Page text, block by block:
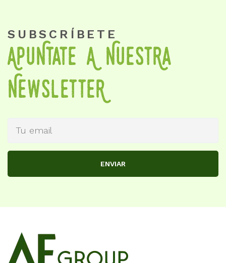
SUBSCRÍBETE
APuNtate A NueStRa
NewSletteR
ENVIAR